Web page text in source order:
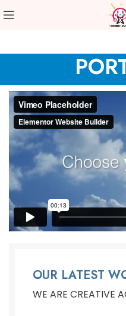
OUR LATEST
WE ARE CREATIVE